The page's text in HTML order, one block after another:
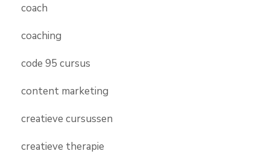
coach
coaching
code 95 cursus
content marketing
creatieve cursussen
creatieve therapie